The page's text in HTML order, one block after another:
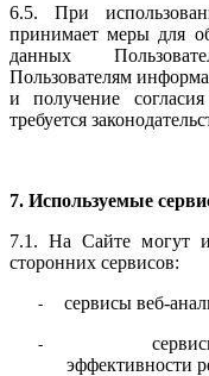
6.5. При
принимает меры для
данных
Пользователям
и получение
требуется
7. Используемые
7.1. На Сайте могут
сторонних сервисов:
- сервисы веб-
-
эффективности